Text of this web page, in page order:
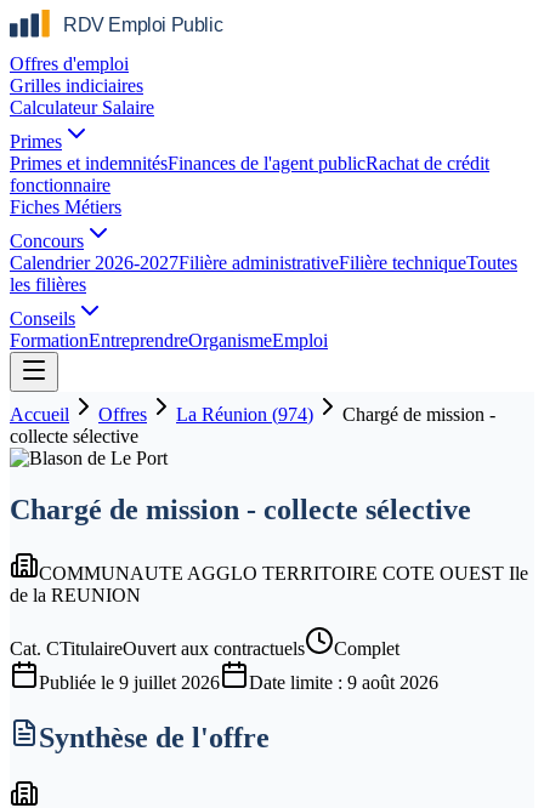
Offres d'emploi
Grilles indiciaires
Calculateur Salaire
Primes
Primes et indemnitésFinances de l'agent publicRachat de crédit
fonctionnaire
Fiches Métiers
Concours
Calendrier 2026-2027Filière administrativeFilière techniqueToutes
les filières
Conseils
FormationEntreprendreOrganismeEmploi
Accueil Offres La Réunion (974)
Chargé de mission -
collecte sélective
Chargé de mission - collecte sélective
COMMUNAUTE AGGLO TERRITOIRE COTE OUEST Ile
de la REUNION
Cat. CTitulaireOuvert aux contractuels
Complet
Publiée le 9 juillet 2026 Date limite : 9 août 2026
Synthèse de l'offre